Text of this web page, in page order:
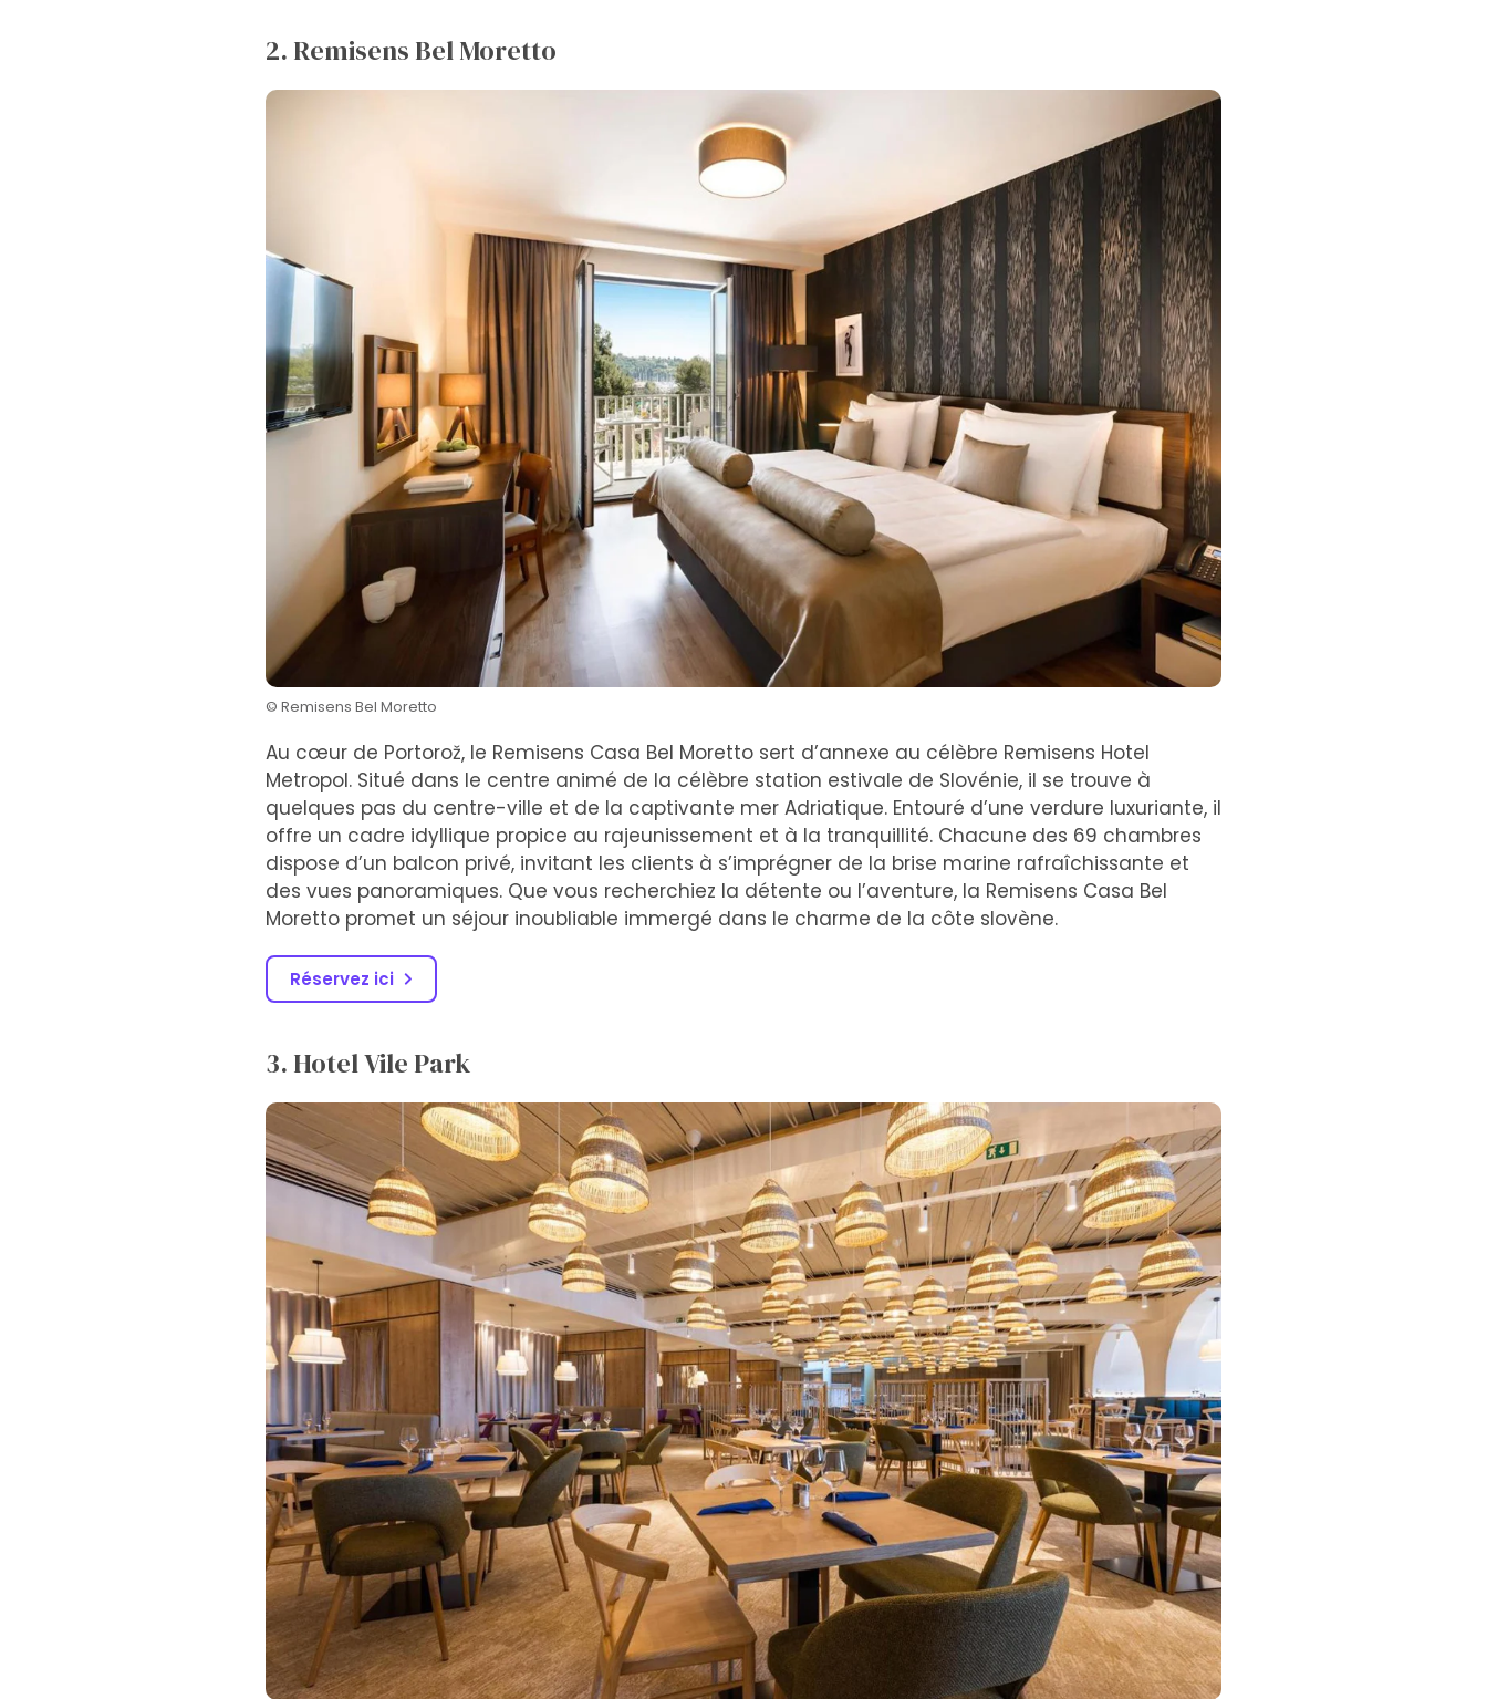
2. Remisens Bel Moretto
© Remisens Bel Moretto
Au cœur de Portorož, le Remisens Casa Bel Moretto sert d’annexe au célèbre Remisens Hotel
Metropol. Situé dans le centre animé de la célèbre station estivale de Slovénie, il se trouve à
quelques pas du centre-ville et de la captivante mer Adriatique. Entouré d’une verdure luxuriante, il
offre un cadre idyllique propice au rajeunissement et à la tranquillité. Chacune des 69 chambres
dispose d’un balcon privé, invitant les clients à s’imprégner de la brise marine rafraîchissante et
des vues panoramiques. Que vous recherchiez la détente ou l’aventure, la Remisens Casa Bel
Moretto promet un séjour inoubliable immergé dans le charme de la côte slovène.
Réservez ici
3. Hotel Vile Park